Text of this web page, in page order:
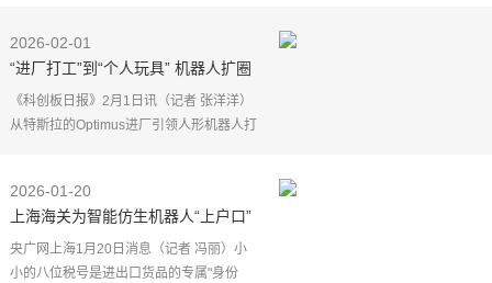
决定了肢体灵活
2026-02-01
“进厂打工”到“个人玩具” 机器人扩圈
加速 但数据制约进化
《科创板日报》2月1日讯（记者 张洋洋）
从特斯拉的Optimus进厂引领人形机器人打
器人Q1，面向科
2026-01-20
上海海关为智能仿生机器人“上户口”
央广网上海1月20日消息（记者 冯丽）小
小的八位税号是进出口货品的专属"身份